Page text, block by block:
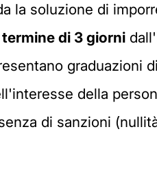
la soluzione di
termine di 3 giorni
graduazioni
della
di sanzioni